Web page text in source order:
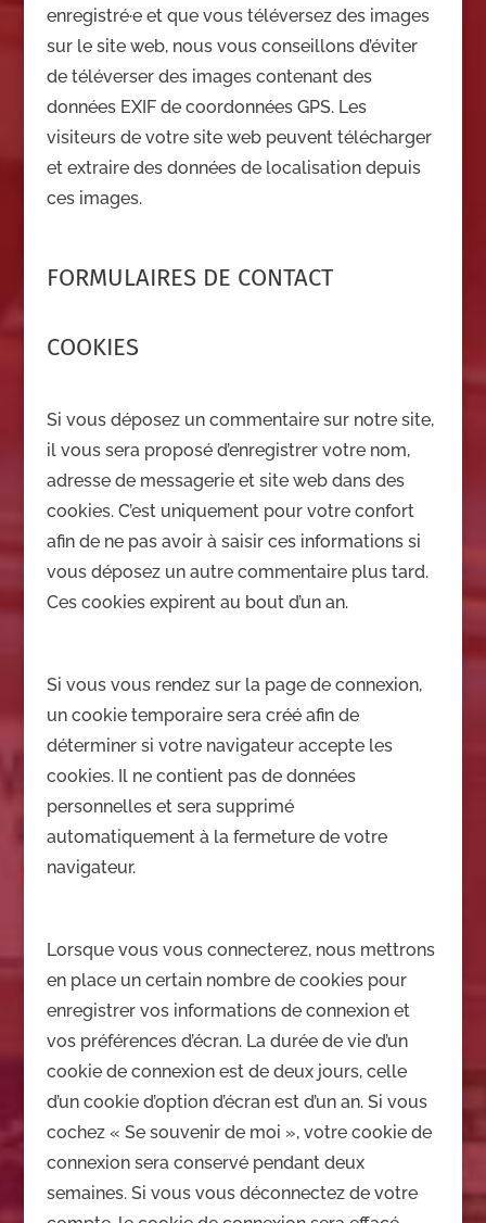
enregistré·e et que vous téléversez des images
sur le site web, nous vous conseillons d’éviter
de téléverser des images contenant des
données EXIF de coordonnées GPS. Les
visiteurs de votre site web peuvent télécharger
et extraire des données de localisation depuis
ces images.
FORMULAIRES DE CONTACT
COOKIES
Si vous déposez un commentaire sur notre site,
il vous sera proposé d’enregistrer votre nom,
adresse de messagerie et site web dans des
cookies. C’est uniquement pour votre confort
afin de ne pas avoir à saisir ces informations si
vous déposez un autre commentaire plus tard.
Ces cookies expirent au bout d’un an.
Si vous vous rendez sur la page de connexion,
un cookie temporaire sera créé afin de
déterminer si votre navigateur accepte les
cookies. Il ne contient pas de données
personnelles et sera supprimé
automatiquement à la fermeture de votre
navigateur.
Lorsque vous vous connecterez, nous mettrons
en place un certain nombre de cookies pour
enregistrer vos informations de connexion et
vos préférences d’écran. La durée de vie d’un
cookie de connexion est de deux jours, celle
d’un cookie d’option d’écran est d’un an. Si vous
cochez « Se souvenir de moi », votre cookie de
connexion sera conservé pendant deux
semaines. Si vous vous déconnectez de votre